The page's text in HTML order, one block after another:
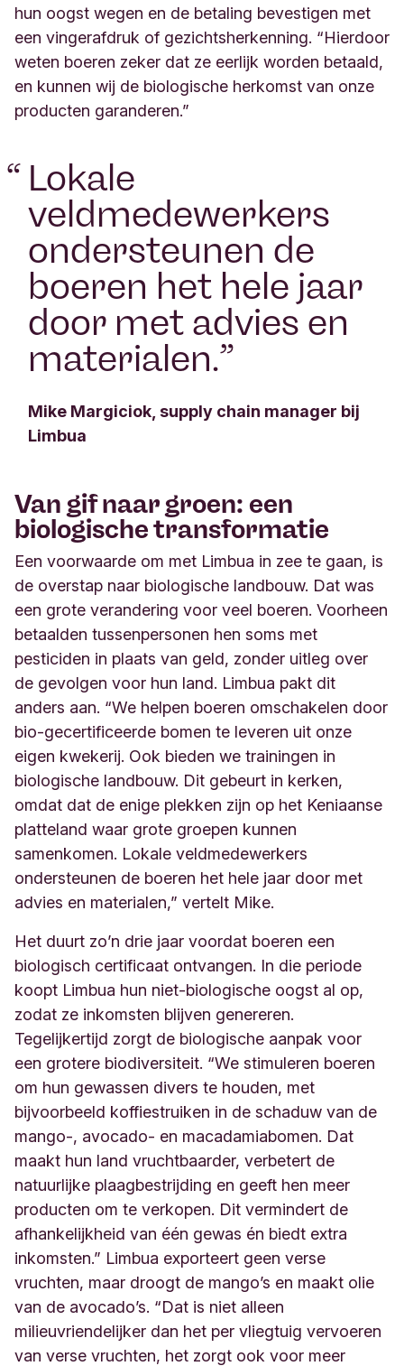
hun oogst wegen en de betaling bevestigen met
een vingerafdruk of gezichtsherkenning. “Hierdoor
weten boeren zeker dat ze eerlijk worden betaald,
en kunnen wij de biologische herkomst van onze
producten garanderen.”
“ Lokale
veldmedewerkers
ondersteunen de
boeren het hele jaar
door met advies en
materialen.”
Mike Margiciok, supply chain manager bij
Limbua
Van gif naar groen: een
biologische transformatie
Een voorwaarde om met Limbua in zee te gaan, is
de overstap naar biologische landbouw. Dat was
een grote verandering voor veel boeren. Voorheen
betaalden tussenpersonen hen soms met
pesticiden in plaats van geld, zonder uitleg over
de gevolgen voor hun land. Limbua pakt dit
anders aan. “We helpen boeren omschakelen door
bio-gecertificeerde bomen te leveren uit onze
eigen kwekerij. Ook bieden we trainingen in
biologische landbouw. Dit gebeurt in kerken,
omdat dat de enige plekken zijn op het Keniaanse
platteland waar grote groepen kunnen
samenkomen. Lokale veldmedewerkers
ondersteunen de boeren het hele jaar door met
advies en materialen,” vertelt Mike.
Het duurt zo’n drie jaar voordat boeren een
biologisch certificaat ontvangen. In die periode
koopt Limbua hun niet-biologische oogst al op,
zodat ze inkomsten blijven genereren.
Tegelijkertijd zorgt de biologische aanpak voor
een grotere biodiversiteit. “We stimuleren boeren
om hun gewassen divers te houden, met
bijvoorbeeld koffiestruiken in de schaduw van de
mango-, avocado- en macadamiabomen. Dat
maakt hun land vruchtbaarder, verbetert de
natuurlijke plaagbestrijding en geeft hen meer
producten om te verkopen. Dit vermindert de
afhankelijkheid van één gewas én biedt extra
inkomsten.” Limbua exporteert geen verse
vruchten, maar droogt de mango’s en maakt olie
van de avocado’s. “Dat is niet alleen
milieuvriendelijker dan het per vliegtuig vervoeren
van verse vruchten, het zorgt ook voor meer